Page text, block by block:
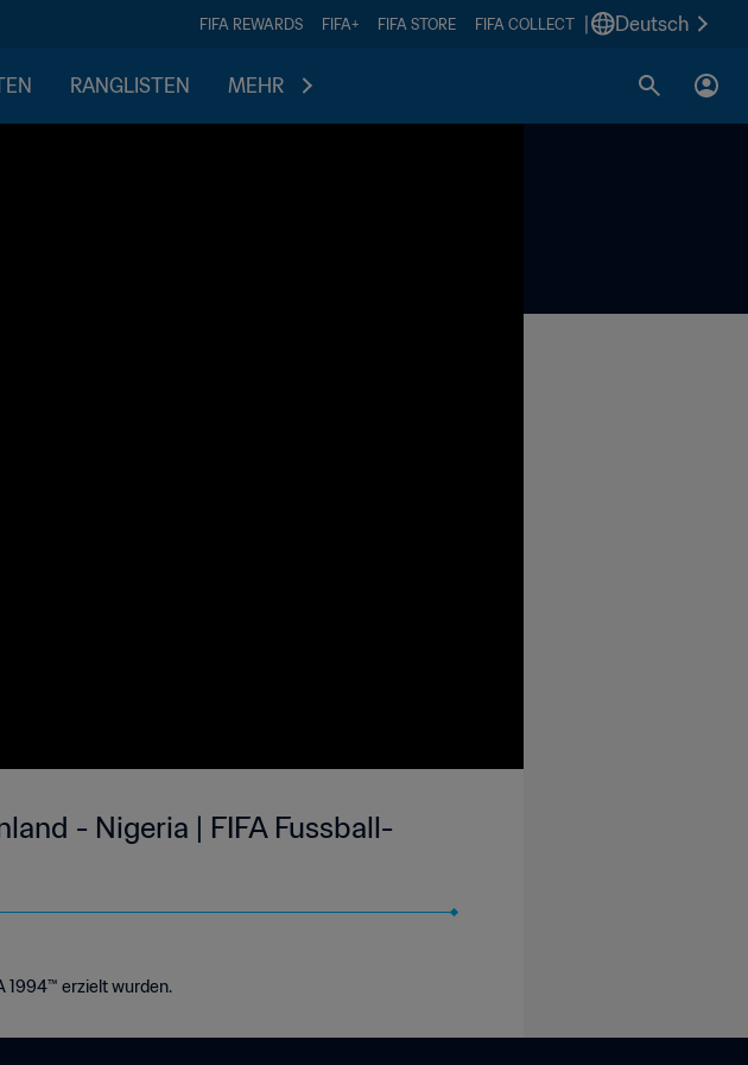
FIFA REWARDS FIFA+ FIFA STORE FIFA COLLECT Deutsch
RANGLISTEN MEHR
- Nigeria | FIFA Fussball-
1994™ erzielt wurden.